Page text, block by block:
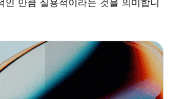
인 만큼 실용적이라는 것을 의미합니